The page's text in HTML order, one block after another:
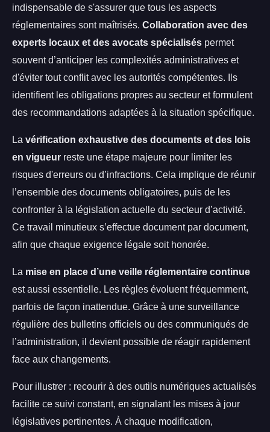
indispensable de s'assurer que tous les aspects
réglementaires sont maîtrisés. Collaboration avec des
experts locaux et des avocats spécialisés permet
souvent d’anticiper les complexités administratives et
d'éviter tout conflit avec les autorités compétentes. Ils
identifient les obligations propres au secteur et formulent
des recommandations adaptées à la situation spécifique.
La vérification exhaustive des documents et des lois
en vigueur reste une étape majeure pour limiter les
risques d'erreurs ou d’infractions. Cela implique de réunir
l’ensemble des documents obligatoires, puis de les
confronter à la législation actuelle du secteur d’activité.
Ce travail minutieux s’effectue document par document,
afin que chaque exigence légale soit honorée.
La mise en place d’une veille réglementaire continue
est aussi essentielle. Les règles évoluent fréquemment,
parfois de façon inattendue. Grâce à une surveillance
régulière des bulletins officiels ou des communiqués de
l’administration, il devient possible de réagir rapidement
face aux changements.
Pour illustrer : recourir à des outils numériques actualisés
facilite ce suivi constant, en signalant les mises à jour
législatives pertinentes. À chaque modification,